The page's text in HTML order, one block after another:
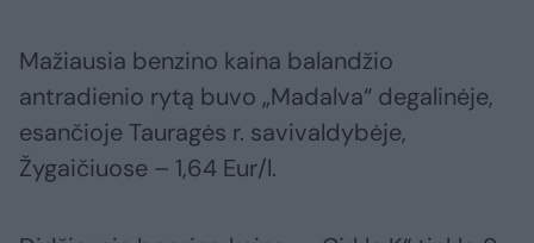
Mažiausia benzino kaina balandžio
antradienio rytą buvo „Madalva“ degalinėje,
esančioje Tauragės r. savivaldybėje,
Žygaičiuose – 1,64 Eur/l.